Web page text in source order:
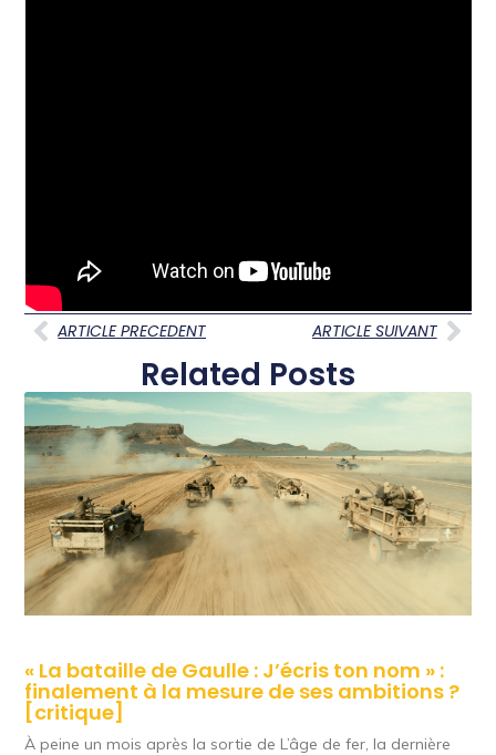
ARTICLE PRECEDENT ARTICLE SUIVANT
Related Posts
« La bataille de Gaulle : J’écris ton nom » :
finalement à la mesure de ses ambitions ?
[critique]
À peine un mois après la sortie de L’âge de fer, la dernière